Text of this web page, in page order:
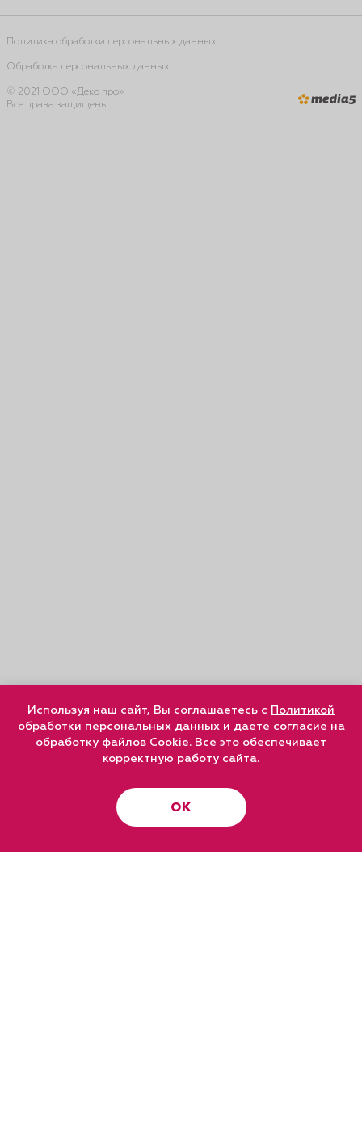
Политика обработки персональных данных
Обработка персональных данных
© 2021 ООО «Деко про».
Все права защищены.
Используя наш сайт, Вы соглашаетесь с Политикой
обработки персональных данныхи даете согласие на
обработку файлов Cookie. Все это обеспечивает
корректную работу сайта.
ОК